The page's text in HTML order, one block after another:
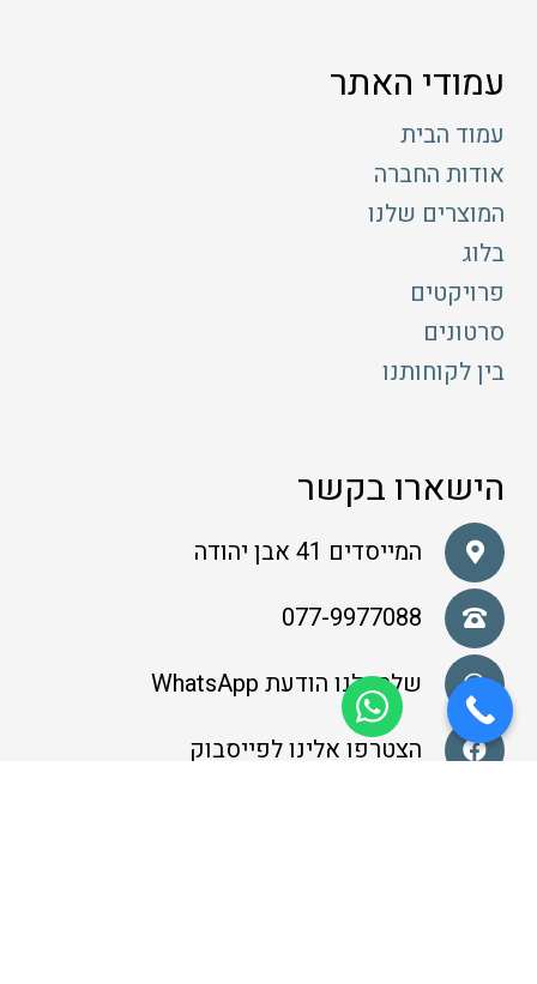
עמודי האתר
עמוד הבית
אודות החברה
המוצרים שלנו
בלוג
פרויקטים
סרטונים
בין לקוחותנו
הישארו בקשר
המייסדים 41 אבן יהודה
077-9977088
שלחו לנו הודעת WhatsApp
הצטרפו אלינו לפייסבוק